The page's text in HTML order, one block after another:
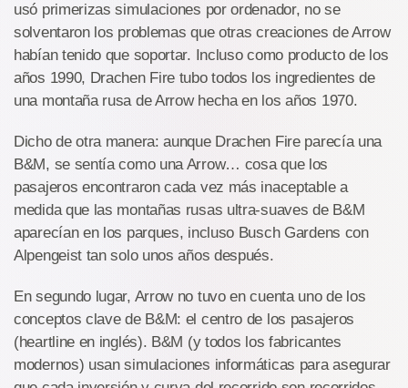
usó primerizas simulaciones por ordenador, no se
solventaron los problemas que otras creaciones de Arrow
habían tenido que soportar. Incluso como producto de los
años 1990, Drachen Fire tubo todos los ingredientes de
una montaña rusa de Arrow hecha en los años 1970.
Dicho de otra manera: aunque Drachen Fire parecía una
B&M, se sentía como una Arrow… cosa que los
pasajeros encontraron cada vez más inaceptable a
medida que las montañas rusas ultra-suaves de B&M
aparecían en los parques, incluso Busch Gardens con
Alpengeist tan solo unos años después.
En segundo lugar, Arrow no tuvo en cuenta uno de los
conceptos clave de B&M: el centro de los pasajeros
(heartline en inglés). B&M (y todos los fabricantes
modernos) usan simulaciones informáticas para asegurar